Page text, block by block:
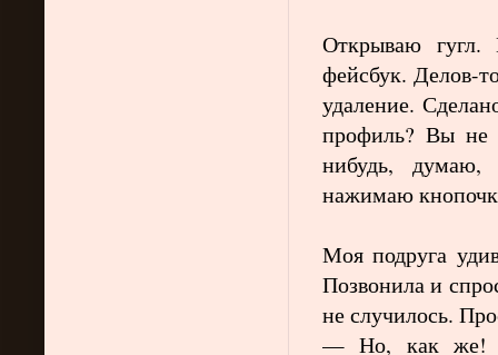
Открываю
фейсбук. Делов-
удаление.
профиль? Вы не
нибудь,
нажимаю
Моя подруга
Позвонила и
не случилось.
— Но, как же! У